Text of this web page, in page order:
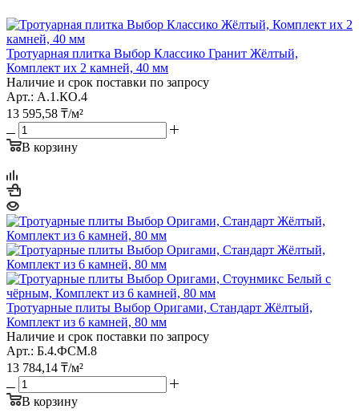
Тротуарная плитка Выбор Классико Гранит Жёлтый,
Комплект их 2 камней, 40 мм
Наличие и срок поставки по запросу
Арт.: А.1.КО.4
13 595,58 ₸/м²
В корзину
Тротуарные плиты Выбор Оригами, Стандарт Жёлтый,
Комплект из 6 камней, 80 мм
Наличие и срок поставки по запросу
Арт.: Б.4.ФСМ.8
13 784,14 ₸/м²
В корзину